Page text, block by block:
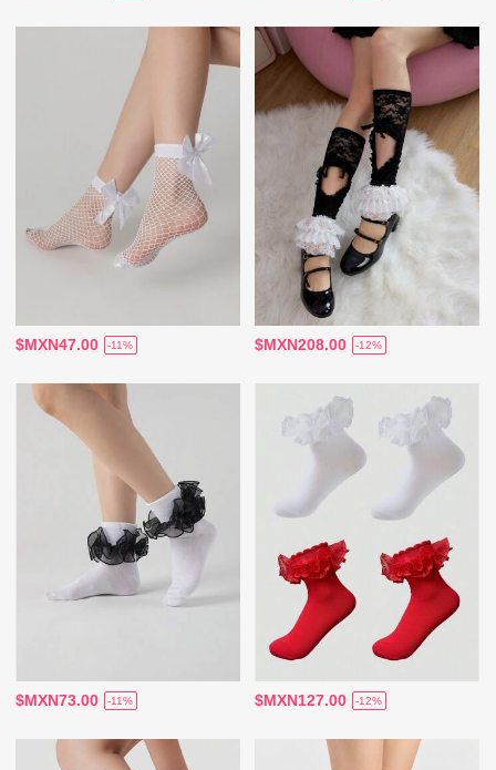
$MXN47.00 -11% $MXN208.00 -12%
$MXN73.00 -11% $MXN127.00 -12%